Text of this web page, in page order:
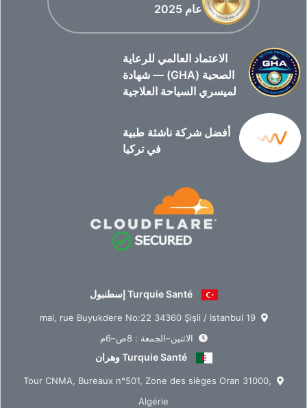
عام 2025
الاعتماد العالمي للرعاية
الصحية (GHA) — شهادة
لميسري السياحة العلاجية
أفضل شركة ناشئة طبية
في تركيا
Turquie Santé إسطنبول
19 mai, rue Buyukdere No:22 34360 Şişli / Istanbul
الاثنين–الجمعة : 8ص–6م
Turquie Santé وهران
Tour CNMA, Bureaux n°501, Zone des sièges Oran 31000,
Algérie